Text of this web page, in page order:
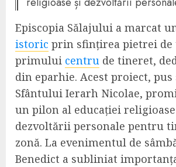
Episcopia Sălajului a marcat
istoric prin sfințirea pietrei de
primului centru de tineret,
din eparhie. Acest proiect,
Sfântului Ierarh Nicolae,
un pilon al educației
dezvoltării personale pentru
zonă. La evenimentul de
Benedict a subliniat